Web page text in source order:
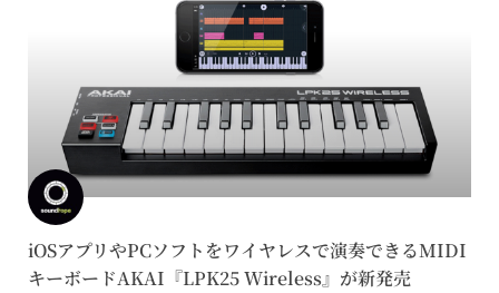
iOSアプリやPCソフトをワイヤレスで演奏できるMIDI
キーボードAKAI『LPK25 Wireless』が新発売